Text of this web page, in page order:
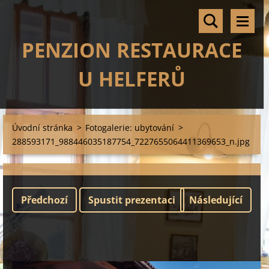
PENZION RESTAURACE
U HELFERŮ
Úvodní stránka > Fotogalerie: ubytování >
288593171_988446035187754_7227655064411369653_n.jpg
Předchozí Spustit prezentaci Následující